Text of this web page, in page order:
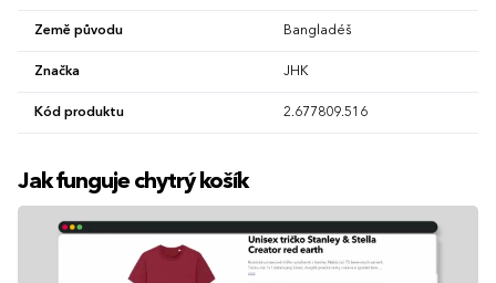
Země původu Bangladéš
Značka JHK
Kód produktu 2.677809.516
Jak funguje chytrý košík